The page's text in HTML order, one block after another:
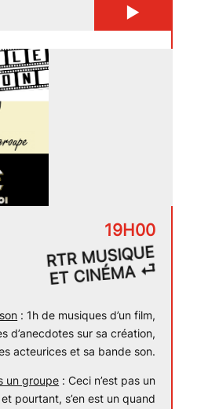
▶
19H00
RTR MUSIQUE
ET CINÉMA ⏎
: 1h de musiques d’un film,
d’anecdotes sur sa création,
acteurices et sa bande son.
un groupe : Ceci n’est pas un
pourtant, s’en est un quand